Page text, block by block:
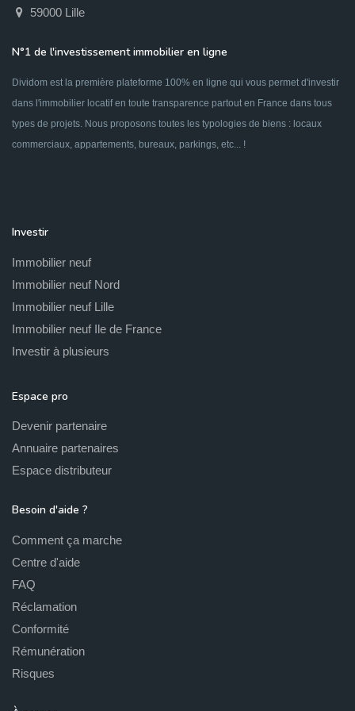
59000 Lille
N°1 de l'investissement immobilier en ligne
Dividom est la première plateforme 100% en ligne qui vous permet d'investir
dans l'immobilier locatif en toute transparence partout en France dans tous
types de projets. Nous proposons toutes les typologies de biens : locaux
commerciaux, appartements, bureaux, parkings, etc... !
Investir
Immobilier neuf
Immobilier neuf Nord
Immobilier neuf Lille
Immobilier neuf Ile de France
Investir à plusieurs
Espace pro
Devenir partenaire
Annuaire partenaires
Espace distributeur
Besoin d'aide ?
Comment ça marche
Centre d'aide
FAQ
Réclamation
Conformité
Rémunération
Risques